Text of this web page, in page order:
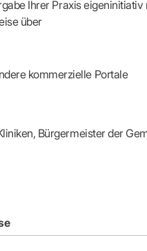
Ihrer Praxis eigeninitiativ
über
kommerzielle Portale
Bürgermeister der